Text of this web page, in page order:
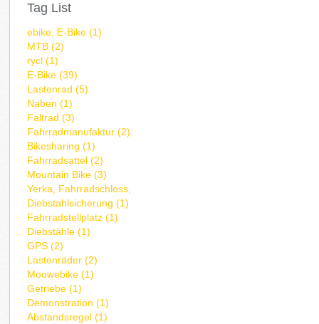
Tag List
ebike, E-Bike (1)
MTB (2)
rycl (1)
E-Bike (39)
Lastenrad (5)
Naben (1)
Faltrad (3)
Fahrradmanufaktur (2)
Bikesharing (1)
Fahrradsattel (2)
Mountain Bike (3)
Yerka, Fahrradschloss,
Diebstahlsicherung (1)
Fahrradstellplatz (1)
Diebstähle (1)
GPS (2)
Lastenräder (2)
Moowebike (1)
Getriebe (1)
Demonstration (1)
Abstandsregel (1)